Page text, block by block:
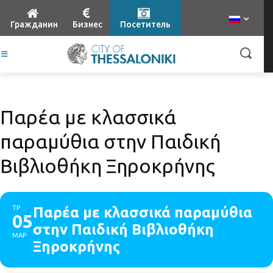
Гражданин Бизнес Посетитель
Παρέα με κλασσικά
παραμύθια στην Παιδική
Βιβλιοθήκη Ξηροκρήνης
ΤΡ
05
ΜΑΡ
Παρέα με κλασσικά παραμύθια
στην Παιδική Βιβλιοθήκη
Ξηροκρήνης